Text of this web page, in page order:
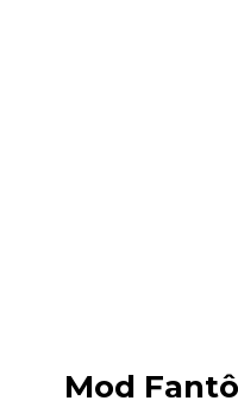
Mod